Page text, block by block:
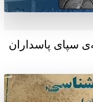
سپای پاسداران